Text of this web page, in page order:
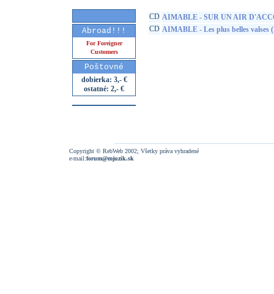
Abroad!!!
For Foreigner
Customers
Poštovné
dobierka: 3,- €
ostatné: 2,- €
CD AIMABLE - SUR UN AIR
CD AIMABLE - Les plus belles valses
Copyright © RebWeb 2002; Všetky práva vyhradené
e-mail:forum@mjuzik.sk